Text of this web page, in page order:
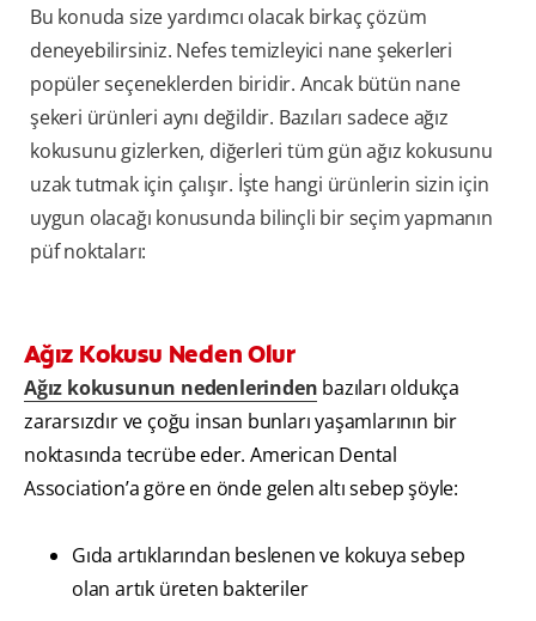
Bu konuda size yardımcı olacak birkaç çözüm
deneyebilirsiniz. Nefes temizleyici nane şekerleri
popüler seçeneklerden biridir. Ancak bütün nane
şekeri ürünleri aynı değildir. Bazıları sadece ağız
kokusunu gizlerken, diğerleri tüm gün ağız kokusunu
uzak tutmak için çalışır. İşte hangi ürünlerin sizin için
uygun olacağı konusunda bilinçli bir seçim yapmanın
püf noktaları:
Ağız Kokusu Neden Olur
Ağız kokusunun nedenlerinden bazıları oldukça
zararsızdır ve çoğu insan bunları yaşamlarının bir
noktasında tecrübe eder. American Dental
Association’a göre en önde gelen altı sebep şöyle:
Gıda artıklarından beslenen ve kokuya sebep
olan artık üreten bakteriler